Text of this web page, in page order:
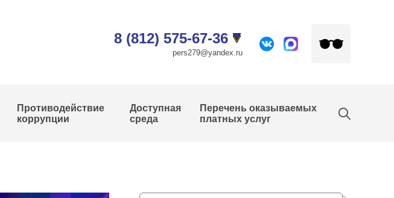
8 (812) 575-67-36
pers279@yandex.ru
Противодействие
коррупции
Доступная
среда
Перечень оказываемых
платных услуг